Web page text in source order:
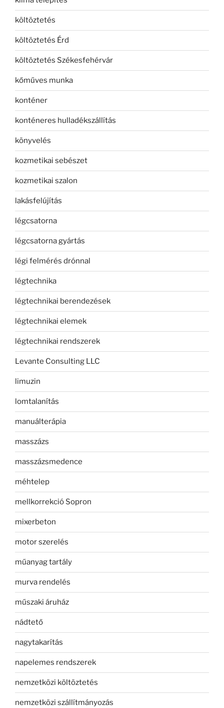
költöztetés
költöztetés Érd
költöztetés Székesfehérvár
kőműves munka
konténer
konténeres hulladékszállítás
könyvelés
kozmetikai sebészet
kozmetikai szalon
lakásfelújítás
légcsatorna
légcsatorna gyártás
légi felmérés drónnal
légtechnika
légtechnikai berendezések
légtechnikai elemek
légtechnikai rendszerek
Levante Consulting LLC
limuzin
lomtalanítás
manuálterápia
masszázs
masszázsmedence
méhtelep
mellkorrekció Sopron
mixerbeton
motor szerelés
műanyag tartály
murva rendelés
műszaki áruház
nádtető
nagytakarítás
napelemes rendszerek
nemzetközi költöztetés
nemzetközi szállítmányozás